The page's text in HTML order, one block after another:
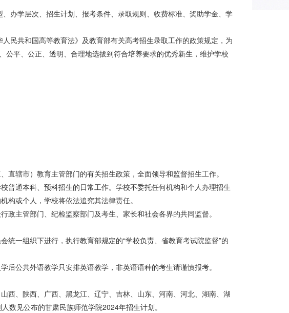
办学层次、招生计划、报考条件、录取规则、收费标准、奖助学金、学
民共和国高等教育法》及教育部有关高考招生录取工作的政策规定，为
公平、公正、透明、合理地选拔到符合培养要求的优秀新生，维护学校
辖市）教育主管部门的有关招生政策，全面领导和监督招生工作。
普通本科、预科招生的日常工作。学校不委托任何机构和个人办理招生
构或个人，学校将依法追究其法律责任。
主管部门、纪检监察部门及考生、家长和社会各界的共同监督。
一组织下进行，执行教育部规定的“学校负责、省教育考试院监督”的
公共外语教学只安排英语教学，非英语语种的考生请谨慎报考。
西、陕西、广西、黑龙江、辽宁、吉林、山东、河南、河北、湖南、湖
数见公布的甘肃民族师范学院2024年招生计划。